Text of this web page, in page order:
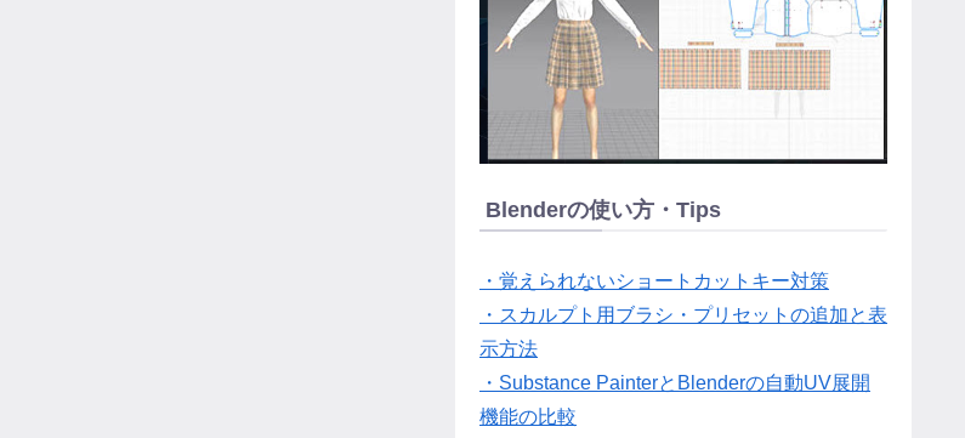
Blenderの使い方・Tips
・覚えられないショートカットキー対策
・スカルプト用ブラシ・プリセットの追加と表
示方法
・Substance PainterとBlenderの自動UV展開
機能の比較